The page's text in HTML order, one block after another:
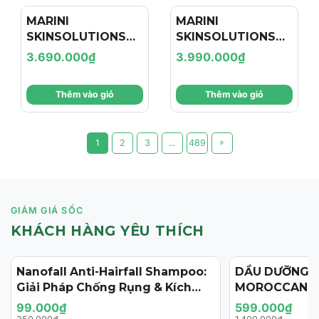
MARINI
SKINSOLUTIONS
Duality™ – Tinh
Chất Hỗ Trợ Giảm
Mụn Và Cải Thiện
Dấu Hiệu Lão Hóa
3.690.000₫
Thêm vào giỏ
MARINI
SKINSOLUTIONS
Transformation
Face Cream – Kem
Dưỡng Hỗ Trợ Tái
Tạo, Giảm Nếp
Nhăn Và Săn Chắc
Da
3.990.000₫
Thêm vào giỏ
1 2 3 ... 489 »
GIẢM GIÁ SỐC
KHÁCH HÀNG YÊU THÍCH
- 72%
Nanofall Anti-Hairfall Shampoo:
Giải Pháp Chống Rụng & Kích
Thích Mọc Tóc Chuẩn Y Khoa
99.000₫
- 57%
DẦU DƯỠNG
125ML
599.000₫